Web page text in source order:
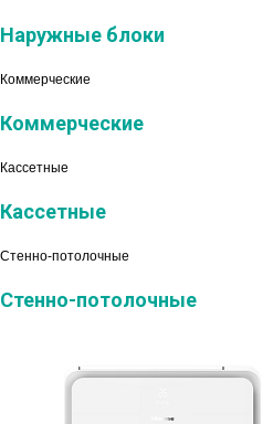
Наружные блоки
Коммерческие
Коммерческие
Кассетные
Кассетные
Стенно-потолочные
Стенно-потолочные